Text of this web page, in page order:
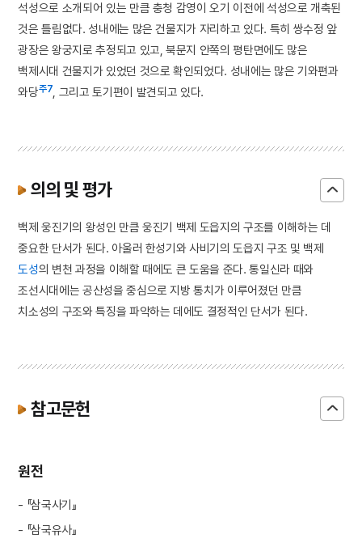
석성으로 소개되어 있는 만큼 충청 감영이 오기 이전에 석성으로 개축된
것은 틀림없다. 성내에는 많은 건물지가 자리하고 있다. 특히 쌍수정 앞
광장은 왕궁지로 추정되고 있고, 북문지 안쪽의 평탄면에도 많은
백제시대 건물지가 있었던 것으로 확인되었다. 성내에는 많은 기와편과
와당주7 , 그리고 토기편이 발견되고 있다.
의의 및 평가
백제 웅진기의 왕성인 만큼 웅진기 백제 도읍지의 구조를 이해하는 데
중요한 단서가 된다. 아울러 한성기와 사비기의 도읍지 구조 및 백제
도성의 변천 과정을 이해할 때에도 큰 도움을 준다. 통일신라 때와
조선시대에는 공산성을 중심으로 지방 통치가 이루어졌던 만큼
치소성의 구조와 특징을 파악하는 데에도 결정적인 단서가 된다.
참고문헌
원전
- 『삼국사기』
- 『삼국유사』